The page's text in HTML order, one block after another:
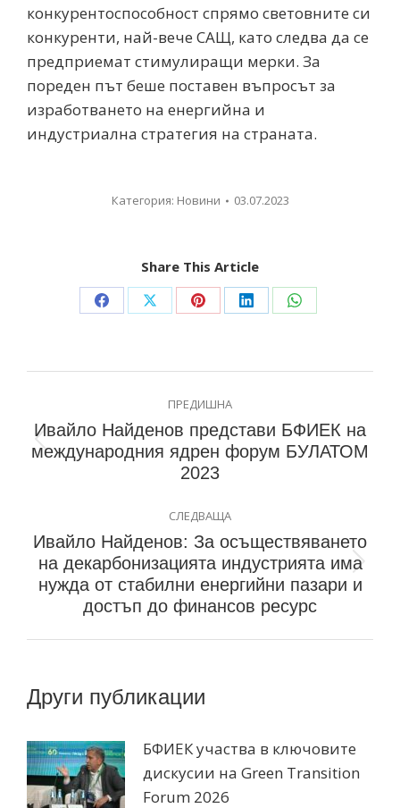
конкурентоспособност спрямо световните си
конкуренти, най-вече САЩ, като следва да се
предприемат стимулиращи мерки. За
пореден път беше поставен въпросът за
изработването на енергийна и
индустриална стратегия на страната.
Категория: Новини 03.07.2023
Share This Article
ПРЕДИШНА
Ивайло Найденов представи БФИЕК на
международния ядрен форум БУЛАТОМ
2023
СЛЕДВАЩА
Ивайло Найденов: За осъществяването
на декарбонизацията индустрията има
нужда от стабилни енергийни пазари и
достъп до финансов ресурс
Други публикации
БФИЕК участва в ключовите
дискусии на Green Transition
Forum 2026